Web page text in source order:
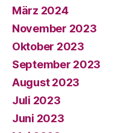
März 2024
November 2023
Oktober 2023
September 2023
August 2023
Juli 2023
Juni 2023